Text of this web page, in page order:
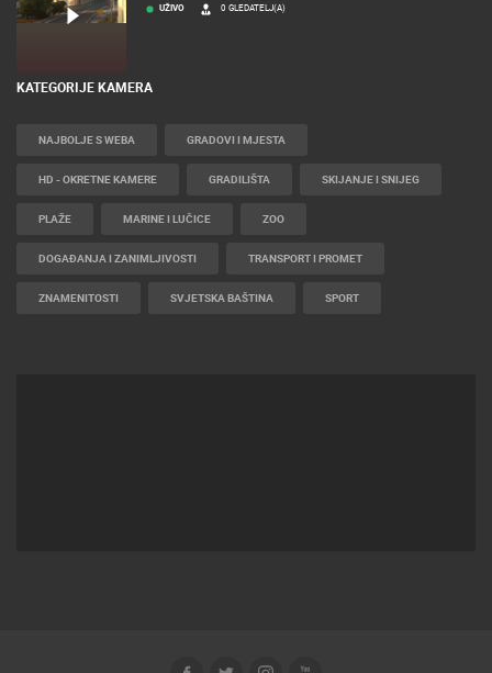
UŽIVO 0 GLEDATELJ(A)
KATEGORIJE KAMERA
NAJBOLJE S WEBA GRADOVI I MJESTA
HD - OKRETNE KAMERE GRADILIŠTA SKIJANJE I SNIJEG
PLAŽE MARINE I LUČICE ZOO
DOGAĐANJA I ZANIMLJIVOSTI TRANSPORT I PROMET
ZNAMENITOSTI SVJETSKA BAŠTINA SPORT